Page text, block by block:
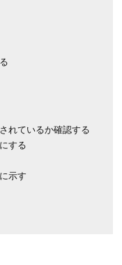
れているか確認する
する
示す